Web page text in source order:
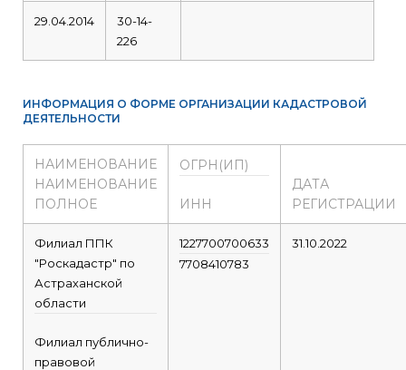
29.04.2014
30-14-
226
ИНФОРМАЦИЯ О ФОРМЕ ОРГАНИЗАЦИИ КАДАСТРОВОЙ
ДЕЯТЕЛЬНОСТИ
НАИМЕНОВАНИЕ
НАИМЕНОВАНИЕ
ПОЛНОЕ
ОГРН(ИП)
ИНН
ДАТА
РЕГИСТРАЦИИ
Филиал ППК
"Роскадастр" по
Астраханской
области
Филиал публично-
правовой
1227700700633
7708410783
31.10.2022